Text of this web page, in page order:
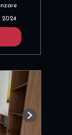
2024
Next